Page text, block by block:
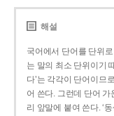
해설
국어에서 단어를 단위
는 말의 최소 단위이기
다’는 각각이 단어이므
어 쓴다. 그런데 단어
리 앞말에 붙여 쓴다. ‘동